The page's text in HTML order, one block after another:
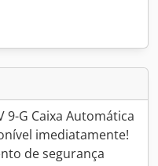
9-G Caixa Automática
imediatamente!
de segurança